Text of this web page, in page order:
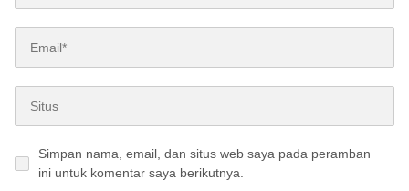
Simpan nama, email, dan situs web saya pada peramban
ini untuk komentar saya berikutnya.